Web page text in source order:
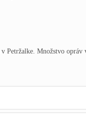
v Petržalke. Množstvo opráv